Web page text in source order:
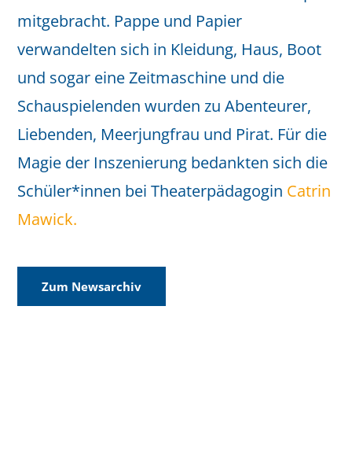
mitgebracht. Pappe und Papier
verwandelten sich in Kleidung, Haus, Boot
und sogar eine Zeitmaschine und die
Schauspielenden wurden zu Abenteurer,
Liebenden, Meerjungfrau und Pirat. Für die
Magie der Inszenierung bedankten sich die
Schüler*innen bei Theaterpädagogin Catrin
Mawick.
Zum Newsarchiv